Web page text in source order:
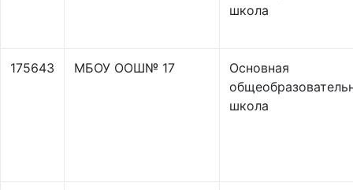
школа
175643 МБОУ ООШ№ 17
Основная
школа